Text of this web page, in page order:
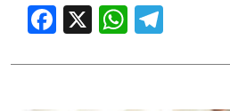
Facebook WhatsApp